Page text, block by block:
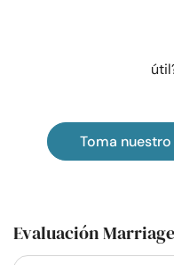
Toma
Evaluación